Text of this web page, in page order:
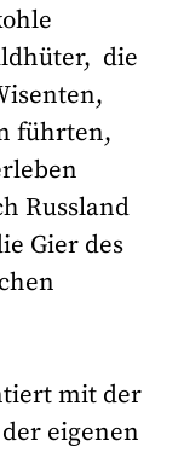
die
führten,
Russland
Gier des
mit der
eigenen